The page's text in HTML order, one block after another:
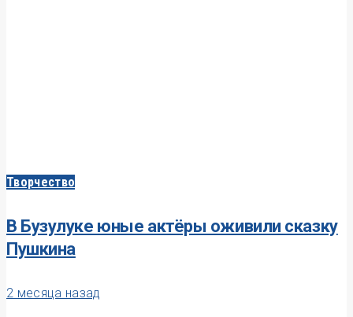
Творчество
В Бузулуке юные актёры оживили сказку
Пушкина
2 месяца назад